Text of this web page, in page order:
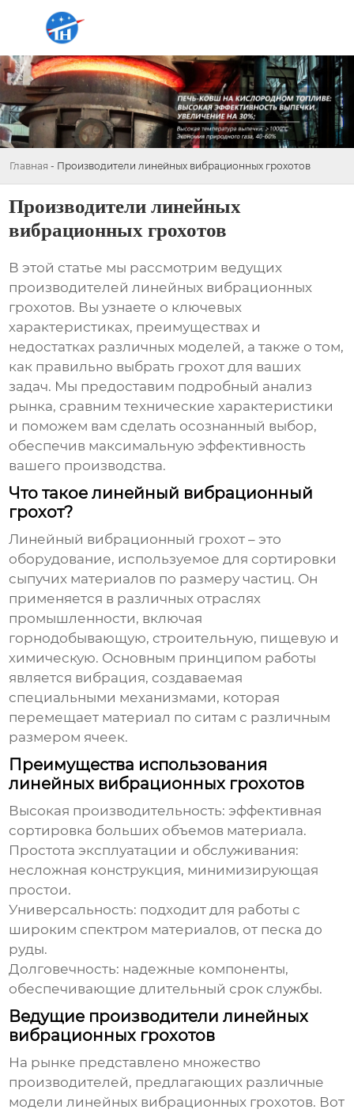
Главная - Производители линейных вибрационных грохотов
Производители линейных
вибрационных грохотов
В этой статье мы рассмотрим ведущих
производителей линейных вибрационных
грохотов. Вы узнаете о ключевых
характеристиках, преимуществах и
недостатках различных моделей, а также о том,
как правильно выбрать грохот для ваших
задач. Мы предоставим подробный анализ
рынка, сравним технические характеристики
и поможем вам сделать осознанный выбор,
обеспечив максимальную эффективность
вашего производства.
Что такое линейный вибрационный
грохот?
Линейный вибрационный грохот – это
оборудование, используемое для сортировки
сыпучих материалов по размеру частиц. Он
применяется в различных отраслях
промышленности, включая
горнодобывающую, строительную, пищевую и
химическую. Основным принципом работы
является вибрация, создаваемая
специальными механизмами, которая
перемещает материал по ситам с различным
размером ячеек.
Преимущества использования
линейных вибрационных грохотов
Высокая производительность: эффективная
сортировка больших объемов материала.
Простота эксплуатации и обслуживания:
несложная конструкция, минимизирующая
простои.
Универсальность: подходит для работы с
широким спектром материалов, от песка до
руды.
Долговечность: надежные компоненты,
обеспечивающие длительный срок службы.
Ведущие производители линейных
вибрационных грохотов
На рынке представлено множество
производителей, предлагающих различные
моделилинейных вибрационных грохотов. Вот